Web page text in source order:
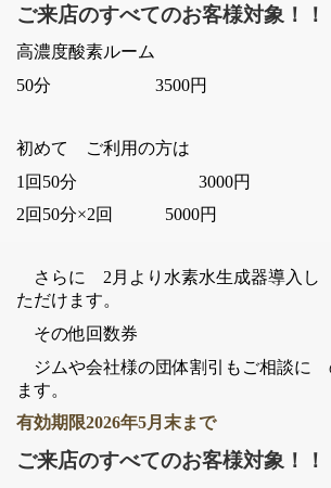
ご来店のすべてのお客様対象！！
高濃度酸素ルーム
50分 3500円
初めて ご利用の方は
1回50分 3000円
2回50分×2回 5000円
さらに 2月より水素水生成器導入し
ただけます。
その他回数券
ジムや会社様の団体割引もご相談に
ます。
有効期限2026年5月末まで
ご来店のすべてのお客様対象！！